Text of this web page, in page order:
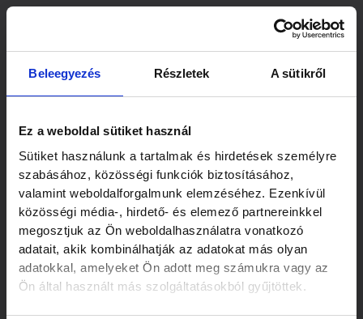
Beleegyezés Részletek A sütikről
Ez a weboldal sütiket használ
Sütiket használunk a tartalmak és hirdetések személyre
szabásához, közösségi funkciók biztosításához,
valamint weboldalforgalmunk elemzéséhez. Ezenkívül
közösségi média-, hirdető- és elemező partnereinkkel
megosztjuk az Ön weboldalhasználatra vonatkozó
adatait, akik kombinálhatják az adatokat más olyan
adatokkal, amelyeket Ön adott meg számukra vagy az
Ön által használt más szolgáltatásokból gyűjtöttek.
Skip
content